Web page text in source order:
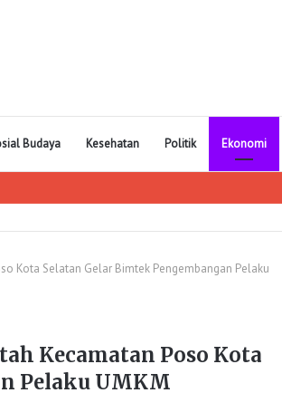
Budaya Kesehatan Politik Ekonomi
Kota Selatan Gelar Bimtek Pengembangan Pelaku
Kecamatan Poso Kota
Pelaku UMKM